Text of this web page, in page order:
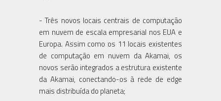
- Três novos locais centrais de computação
em nuvem de escala empresarial nos EUA e
Europa. Assim como os 11 locais existentes
de computação em nuvem da Akamai, os
novos serão integrados a estrutura existente
da Akamai, conectando-os à rede de edge
mais distribuída do planeta;